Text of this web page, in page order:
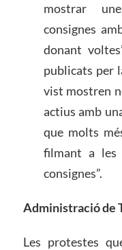
mostrar
consignes
donant
publicats per
vist mostren
actius amb
que molts
filmant a les
consignes”.
Administració de
Les protestes